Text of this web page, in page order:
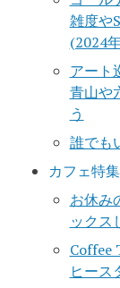
雑度や
(2024
アート
青山や
う
誰でも
カフェ特集
お休み
ックス
Coffee
ヒース